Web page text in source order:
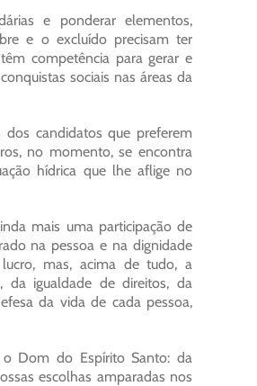
e ponderar elementos,
e o excluído precisam ter
competência para gerar e
sociais nas áreas da
candidatos que preferem
no momento, se encontra
hídrica que lhe aflige no
mais uma participação de
na pessoa e na dignidade
mas, acima de tudo, a
da igualdade de direitos, da
da vida de cada pessoa,
o Dom do Espírito Santo: da
escolhas amparadas nos